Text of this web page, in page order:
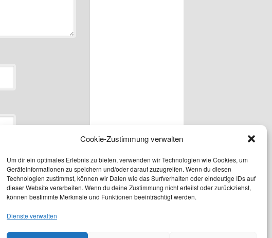
Cookie-Zustimmung verwalten
Um dir ein optimales Erlebnis zu bieten, verwenden wir Technologien wie Cookies, um
Geräteinformationen zu speichern und/oder darauf zuzugreifen. Wenn du diesen
Technologien zustimmst, können wir Daten wie das Surfverhalten oder eindeutige IDs auf
dieser Website verarbeiten. Wenn du deine Zustimmung nicht erteilst oder zurückziehst,
können bestimmte Merkmale und Funktionen beeinträchtigt werden.
Dienste verwalten